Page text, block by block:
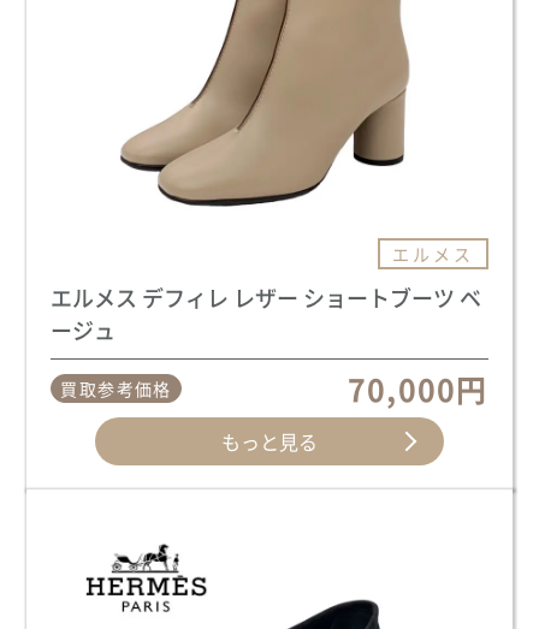
エルメス
エルメス デフィレ レザー ショートブーツ ベ
ージュ
買取参考価格 70,000円
もっと見る